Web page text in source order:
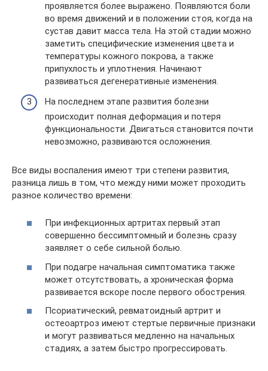
проявляется более выражено. Появляются боли
во время движений и в положении стоя, когда на
сустав давит масса тела. На этой стадии можно
заметить специфические изменения цвета и
температуры кожного покрова, а также
припухлость и уплотнения. Начинают
развиваться дегенеративные изменения.
На последнем этапе развития болезни
происходит полная деформация и потеря
функциональности. Двигаться становится почти
невозможно, развиваются осложнения.
Все виды воспаления имеют три степени развития,
разница лишь в том, что между ними может проходить
разное количество времени:
При инфекционных артритах первый этап
совершенно бессимптомный и болезнь сразу
заявляет о себе сильной болью.
При подагре начальная симптоматика также
может отсутствовать, а хроническая форма
развивается вскоре после первого обострения.
Псориатический, ревматоидный артрит и
остеоартроз имеют стертые первичные признаки
и могут развиваться медленно на начальных
стадиях, а затем быстро прогрессировать.